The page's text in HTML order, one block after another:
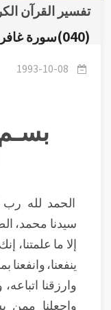
تفسير القرآن الكريم /
(040)سورة غافر
1993-10-08
الحمد لله رب
سيدنا محمد،
إلا ما علمتنا،
ينفعنا، وانفعنا
وارزقنا
واجعلنا ممن